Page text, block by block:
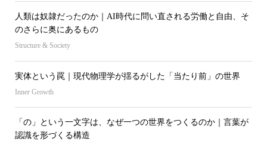
人類は奴隷だったのか｜AI時代に問い直される労働と自由、そ
のさらに奥にあるもの
Structure & Society
実体という罠｜現代物理学が揺るがした「当たり前」の世界
Inner Growth
「の」という一文字は、なぜ一つの世界をつくるのか｜言葉が
認識を形づくる構造